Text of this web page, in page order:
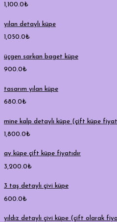
1,100.0₺
yılan detaylı küpe
1,050.0₺
üçgen sarkan baget küpe
900.0₺
tasarım yılan küpe
680.0₺
mine kalp detaylı küpe (çift küpe
1,800.0₺
ay küpe çift küpe fiyatıdır
3,200.0₺
3 taş detaylı çivi küpe
600.0₺
yıldız detaylı çivi küpe (çift olarak